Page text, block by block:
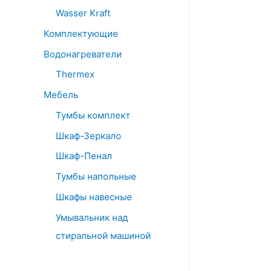
Wasser Kraft
Комплектующие
Водонагреватели
Thermex
Мебель
Тумбы комплект
Шкаф-Зеркало
Шкаф-Пенал
Тумбы напольные
Шкафы навесные
Умывальник над
стиральной машиной